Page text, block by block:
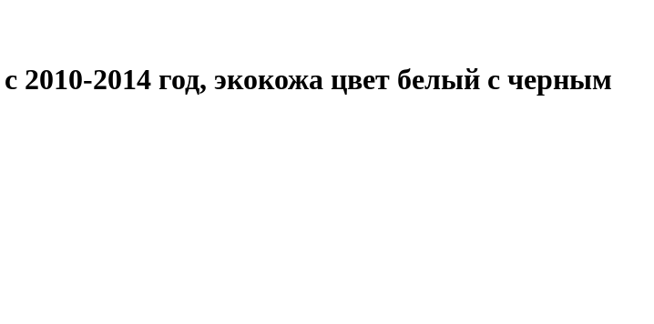
2014 год, экокожа цвет белый с черным